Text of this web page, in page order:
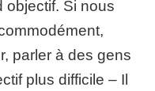
objectif. Si nous
parler à des gens
plus difficile – Il